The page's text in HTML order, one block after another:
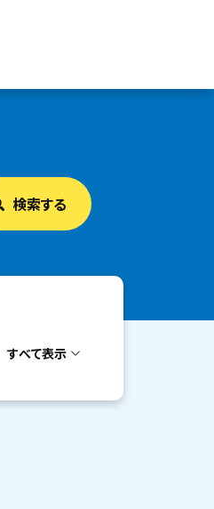
すべて表示